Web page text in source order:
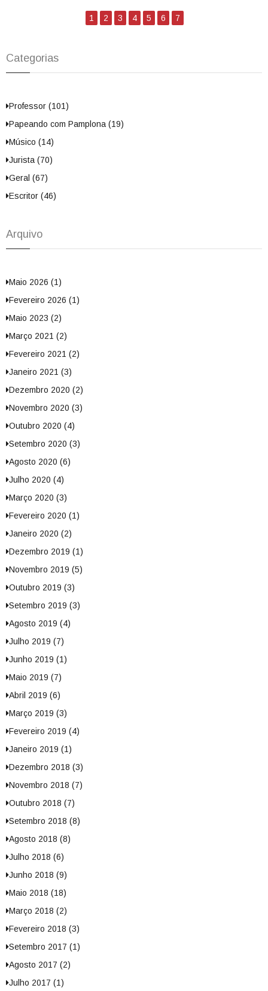
1 2 3 4 5 6 7
Categorias
Professor (101)
Papeando com Pamplona (19)
Músico (14)
Jurista (70)
Geral (67)
Escritor (46)
Arquivo
Maio 2026 (1)
Fevereiro 2026 (1)
Maio 2023 (2)
Março 2021 (2)
Fevereiro 2021 (2)
Janeiro 2021 (3)
Dezembro 2020 (2)
Novembro 2020 (3)
Outubro 2020 (4)
Setembro 2020 (3)
Agosto 2020 (6)
Julho 2020 (4)
Março 2020 (3)
Fevereiro 2020 (1)
Janeiro 2020 (2)
Dezembro 2019 (1)
Novembro 2019 (5)
Outubro 2019 (3)
Setembro 2019 (3)
Agosto 2019 (4)
Julho 2019 (7)
Junho 2019 (1)
Maio 2019 (7)
Abril 2019 (6)
Março 2019 (3)
Fevereiro 2019 (4)
Janeiro 2019 (1)
Dezembro 2018 (3)
Novembro 2018 (7)
Outubro 2018 (7)
Setembro 2018 (8)
Agosto 2018 (8)
Julho 2018 (6)
Junho 2018 (9)
Maio 2018 (18)
Março 2018 (2)
Fevereiro 2018 (3)
Setembro 2017 (1)
Agosto 2017 (2)
Julho 2017 (1)